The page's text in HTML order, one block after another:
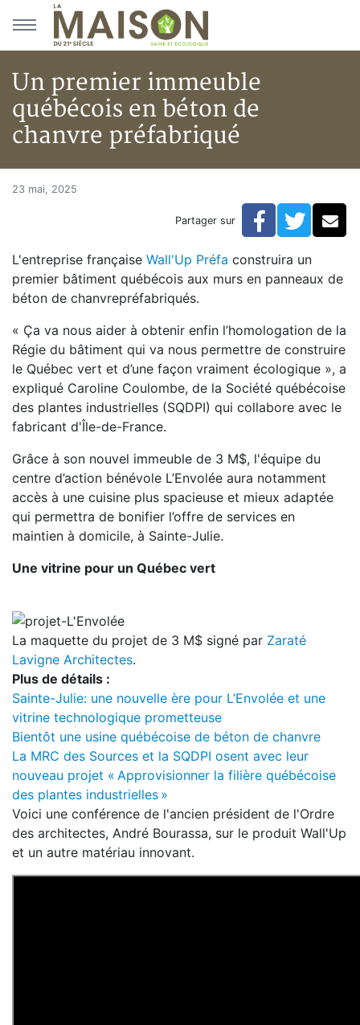
Aller au menu principal
Aller au contenu principal
Un premier immeuble
québécois en béton de
chanvre préfabriqué
Accueil
Un premier immeuble
23 mai, 2025
Partager sur Facebook
L'entreprise française Wall'Up Préfa construira un
premier bâtiment québécois aux murs en panneaux de
béton de chanvrepréfabriqués.
« Ça va nous aider à obtenir enfin l’homologation de la
Régie du bâtiment qui va nous permettre de construire
le Québec vert et d’une façon vraiment écologique », a
expliqué Caroline Coulombe, de la Société québécoise
des plantes industrielles (SQDPI) qui collabore avec le
fabricant d'Île-de-France.
Grâce à son nouvel immeuble de 3 M$, l'équipe du
centre d’action bénévole L’Envolée aura notamment
accès à une cuisine plus spacieuse et mieux adaptée
qui permettra de bonifier l’offre de services en
maintien à domicile, à Sainte-Julie.
Une vitrine pour un Québec vert
La maquette du projet de 3 M$ signé par Zaraté
Lavigne Architectes.
Plus de détails :
Sainte-Julie: une nouvelle ère pour L’Envolée et une
vitrine technologique prometteuse
Bientôt une usine québécoise de béton de chanvre
La MRC des Sources et la SQDPI osent avec leur
nouveau projet « Approvisionner la filière québécoise
des plantes industrielles »
Voici une conférence de l'ancien président de l'Ordre
des architectes, André Bourassa, sur le produit Wall'Up
et un autre matériau innovant.